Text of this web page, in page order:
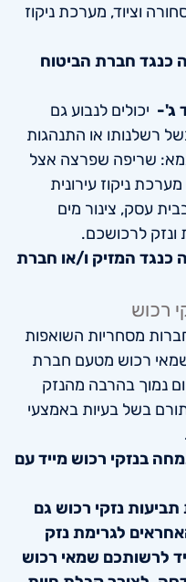
וציוד, מערכת ניקוז
כנגד חברת הביטוח
ג'- יכולים לנבוע גם
רשלנותו או התנהגות
שריפה שפרצה אצל
ניקוז עירונית
עסק, צינור מים
ונזק לרכושכם.
כנגד המזיק ו/או חברת
רכוש
מסחריות השואפות
שמאי רכוש מטעם חברת
נמוך בהרבה מהנזק
בשל בעיות באמצעי
בנזקי רכוש מייד עם
נזקי רכוש גם
לגרימת נזק
לרשותכם שמאי רכוש